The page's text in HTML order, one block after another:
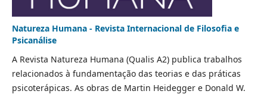
Natureza Humana - Revista Internacional de Filosofia e
Psicanálise
A Revista Natureza Humana (Qualis A2) publica trabalhos
relacionados à fundamentação das teorias e das práticas
psicoterápicas. As obras de Martin Heidegger e Donald W.